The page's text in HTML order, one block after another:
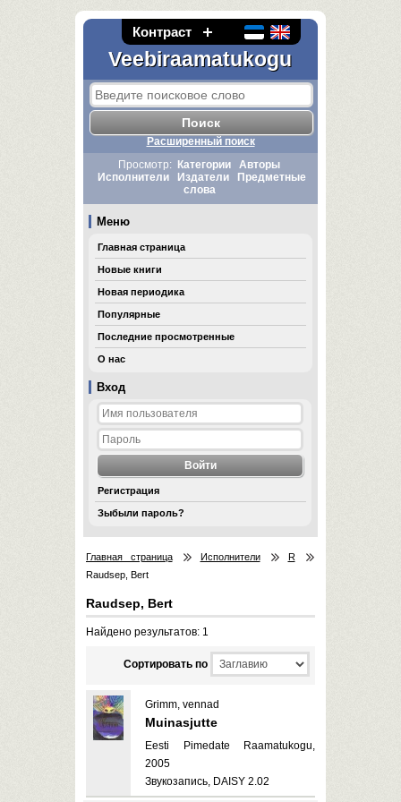
Контраст
Veebiraamatukogu
Вход
Регистрация
Зыбыли пароль?
Расширенный поиск
Просмотр:
Категории
Авторы
Исполнители
Издатели
Предметные
слова
Меню
Главная страница
Новые книги
Новая периодика
Популярные
Последние просмотренные
О нас
Главная страница Исполнители
R
Raudsep, Bert
Raudsep, Bert
Найдено результатов: 1
Cортировать по
Grimm, vennad
Muinasjutte
Eesti Pimedate Raamatukogu,
2005
Звукозапись, DAISY 2.02